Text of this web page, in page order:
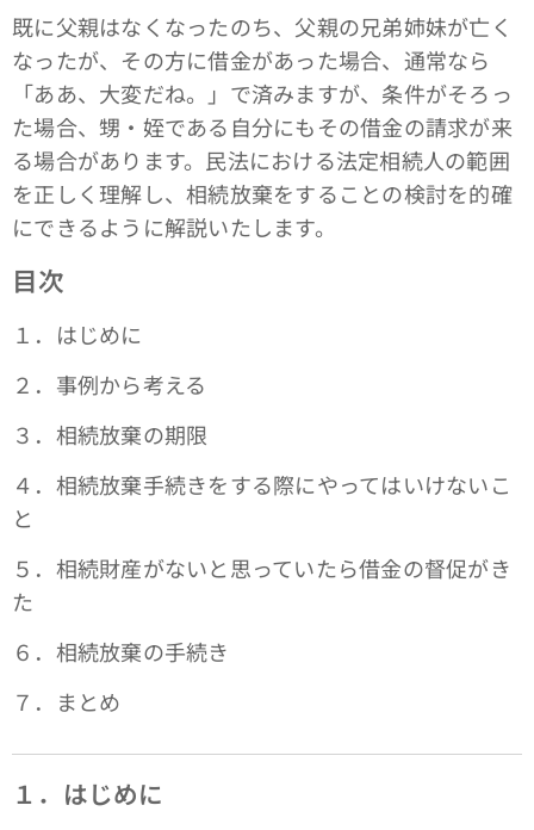
既に父親はなくなったのち、父親の兄弟姉妹が亡く
なったが、その方に借金があった場合、通常なら
「ああ、大変だね。」で済みますが、条件がそろっ
た場合、甥・姪である自分にもその借金の請求が来
る場合があります。民法における法定相続人の範囲
を正しく理解し、相続放棄をすることの検討を的確
にできるように解説いたします。
目次
１．はじめに
２．事例から考える
３．相続放棄の期限
４．相続放棄手続きをする際にやってはいけないこ
と
５．相続財産がないと思っていたら借金の督促がき
た
６．相続放棄の手続き
７．まとめ
１．はじめに